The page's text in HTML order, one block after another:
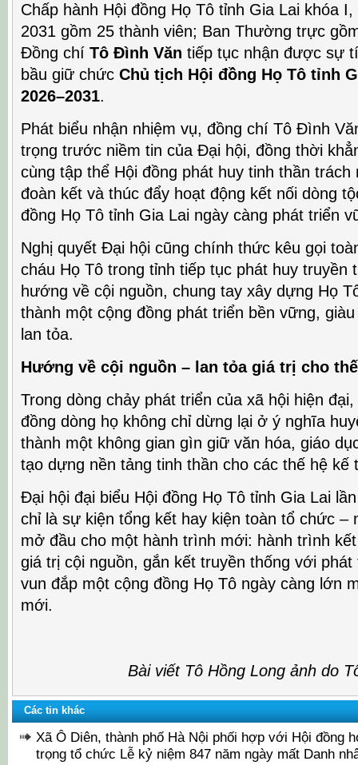
Chấp hành Hội đồng Họ Tô tỉnh Gia Lai khóa
2031 gồm 25 thành viên; Ban Thường trực
Đồng chí Tô Đình Văn tiếp tục nhận được sự
bầu giữ chức Chủ tịch Hội đồng Họ Tô tỉnh
2026–2031.
Phát biểu nhận nhiệm vụ, đồng chí Tô Đình
trọng trước niềm tin của Đại hội, đồng thời
cùng tập thể Hội đồng phát huy tinh thần
đoàn kết và thúc đẩy hoạt động kết nối dòng
đồng Họ Tô tỉnh Gia Lai ngày càng phát triển
Nghị quyết Đại hội cũng chính thức kêu gọi
cháu Họ Tô trong tỉnh tiếp tục phát huy truyền
hướng về cội nguồn, chung tay xây dựng Họ
thành một cộng đồng phát triển bền vững,
lan tỏa.
Hướng về cội nguồn – lan tỏa giá trị cho
Trong dòng chảy phát triển của xã hội hiện
đồng dòng họ không chỉ dừng lại ở ý nghĩa
thành một không gian gìn giữ văn hóa, giáo
tạo dựng nền tảng tinh thần cho các thế hệ kế
Đại hội đại biểu Hội đồng Họ Tô tỉnh Gia Lai
chỉ là sự kiện tổng kết hay kiện toàn tổ chức –
mở đầu cho một hành trình mới: hành trình
giá trị cội nguồn, gắn kết truyền thống với phát
vun đắp một cộng đồng Họ Tô ngày càng lớn
mới.
Bài viết Tô Hồng Long ảnh do
Các tin khác
Xã Ô Diên, thành phố Hà Nội phối hợp với Hội đồng
trọng tổ chức Lễ kỷ niệm 847 năm ngày mất Danh